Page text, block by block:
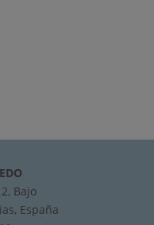
Bajo
España